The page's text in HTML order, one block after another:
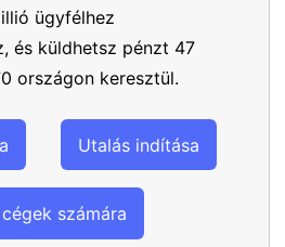
ügyfélhez
és küldhetsz pénzt 47
országon keresztül.
Utalás indítása
számára